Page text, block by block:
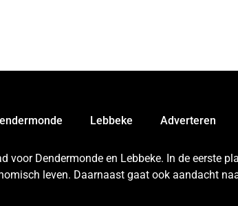
Lebbeke Adverteren
voor Dendermonde en Lebbeke. In de eerste
leven. Daarnaast gaat ook aandacht